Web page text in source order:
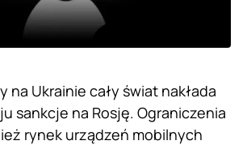
na Ukrainie cały świat nakłada
sankcje na Rosję. Ograniczenia
rynek urządzeń mobilnych